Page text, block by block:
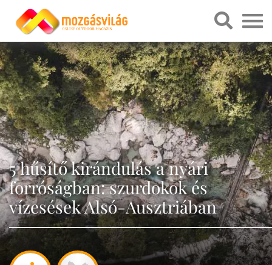
5 hűsítő kirándulás a nyári
forróságban: szurdokok és
vízesések Alsó-Ausztriában